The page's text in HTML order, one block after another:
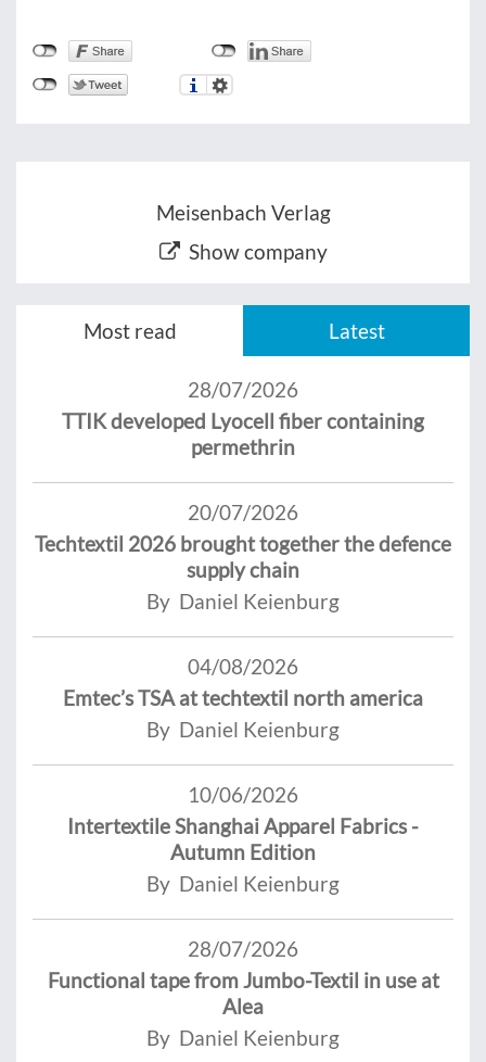
Meisenbach Verlag
Show company
Most read Latest
28/07/2026
TTIK developed Lyocell fiber containing
permethrin
20/07/2026
Techtextil 2026 brought together the defence
supply chain
By Daniel Keienburg
04/08/2026
Emtec’s TSA at techtextil north america
By Daniel Keienburg
10/06/2026
Intertextile Shanghai Apparel Fabrics -
Autumn Edition
By Daniel Keienburg
28/07/2026
Functional tape from Jumbo-Textil in use at
Alea
By Daniel Keienburg